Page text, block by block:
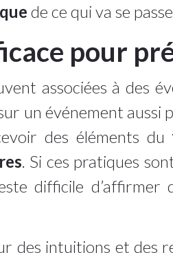
de ce qui va se
pour
associées à des
un événement aussi
des éléments du
. Si ces pratiques
difficile d’affirmer
des intuitions et des